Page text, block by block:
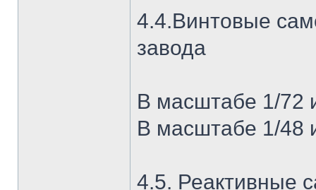
4.4.Винтовые
завода
В масштабе 1/72
В масштабе 1/48
4.5. Реактивные